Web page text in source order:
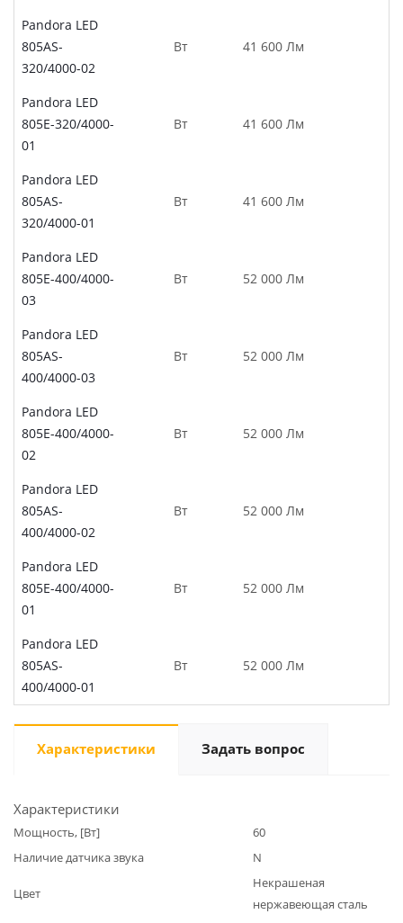
Pandora LED
805AS-
320/4000-02
Вт 41 600 Лм
Pandora LED
805E-320/4000-
01
Вт 41 600 Лм
Pandora LED
805AS-
320/4000-01
Вт 41 600 Лм
Pandora LED
805E-400/4000-
03
Вт 52 000 Лм
Pandora LED
805AS-
400/4000-03
Вт 52 000 Лм
Pandora LED
805E-400/4000-
02
Вт 52 000 Лм
Pandora LED
805AS-
400/4000-02
Вт 52 000 Лм
Pandora LED
805E-400/4000-
01
Вт 52 000 Лм
Pandora LED
805AS-
400/4000-01
Вт 52 000 Лм
Характеристики Задать вопрос
Характеристики
Мощность, [Вт]
60
Наличие датчика звука
N
Цвет
Некрашеная
нержавеющая сталь